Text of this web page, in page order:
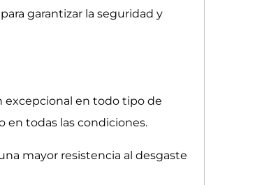
garantizar la seguridad y
excepcional en todo tipo de
en todas las condiciones.
mayor resistencia al desgaste